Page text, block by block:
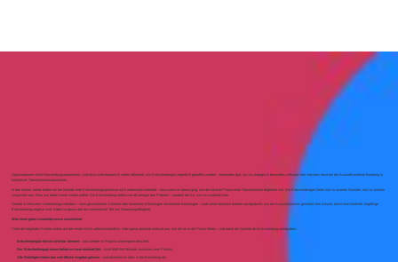
Organisationen sind Entscheidungsmaschinen. Und doch wird erstaunlich selten reflektiert, wie Entscheidungen eigentlich getroffen werden – besonders dort, wo sie strategisch besonders wirksam sein müssten: etwa bei der Auswahl externer Beratung in
komplexen Transformationsprozessen.
In den letzten Jahren haben wir bei Intralab viele Entscheidungsprozesse auf Kundenseite miterlebt – etwa wenn es darum ging, wer die nächste Phase einer Transformation begleiten soll. Die Entscheidungen fielen mal zu unseren Gunsten, mal zu unseren
Ungunsten aus. Was uns dabei immer wieder auffiel: Die Entscheidung selbst war oft weniger das Problem – sondern die Art, wie sie zustande kam.
Gerade in kritischen Veränderungsvorhaben – nach gescheiterten Anläufen oder frustrierten Erfahrungen mit früheren Beratungen – wird selten bewusst darüber nachgedacht, wie ein Auswahlprozess gestaltet sein müsste, damit eine fundierte, tragfähige
Entscheidung möglich wird. Dabei ist genau das ein wesentlicher Teil von Steuerungsfähigkeit.
Was einen guten Auswahlprozess auszeichnet
Viele der folgenden Punkte wirken auf den ersten Blick selbstverständlich. Aber genau deshalb erstaunt uns, wie oft sie in der Praxis fehlen – und damit die Qualität der Entscheidung untergraben:
Entscheidungskriterien sind klar benannt – und werden im Prozess konsequent beachtet.
Der Entscheidungsprozess bekommt ausreichend Zeit – nicht bloß fünf Minuten zwischen zwei Pitches.
Alle Beteiligten haben das schriftliche Angebot gelesen– und beziehen es aktiv in die Bewertung ein.